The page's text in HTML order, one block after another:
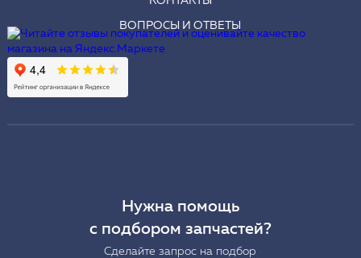
ВОПРОСЫ И ОТВЕТЫ
Нужна помощь
с подбором запчастей?
Сделайте запрос на подбор